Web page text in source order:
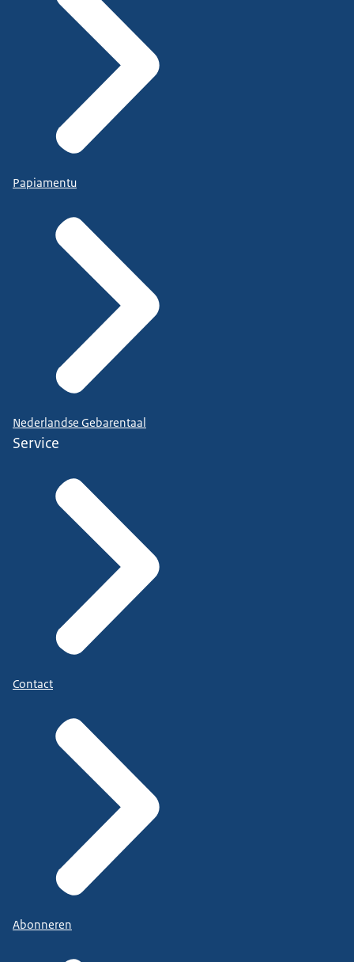
Papiamentu
Nederlandse Gebarentaal
Service
Contact
Abonneren